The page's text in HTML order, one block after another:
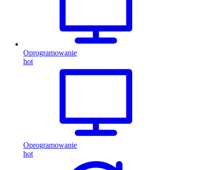
Oprogramowanie
hot
Oprogramowanie
hot